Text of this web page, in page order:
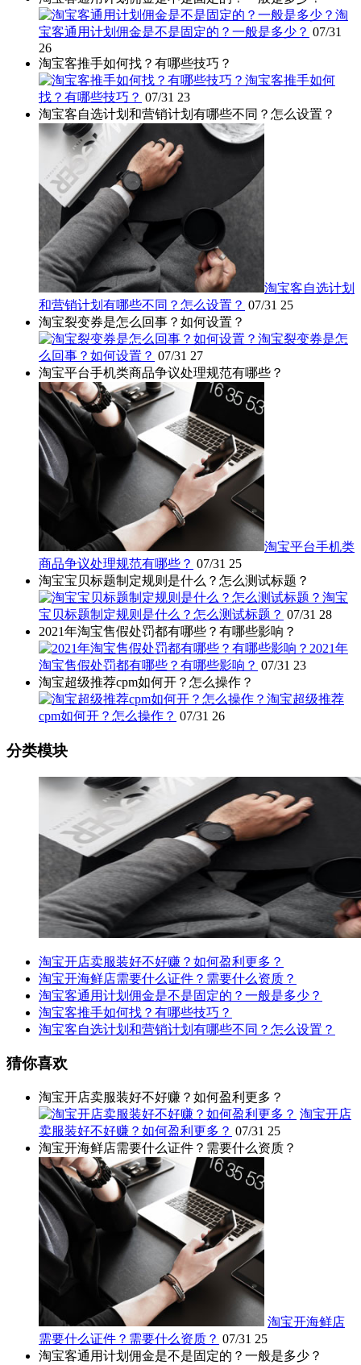
淘
宝客通用计划佣金是不是固定的？一般是多少？ 07/31
26
淘宝客推手如何找？有哪些技巧？
淘宝客推手如何
找？有哪些技巧？ 07/31 23
淘宝客自选计划和营销计划有哪些不同？怎么设置？
淘宝客自选计划
和营销计划有哪些不同？怎么设置？ 07/31 25
淘宝裂变券是怎么回事？如何设置？
淘宝裂变券是怎
么回事？如何设置？ 07/31 27
淘宝平台手机类商品争议处理规范有哪些？
淘宝平台手机类
商品争议处理规范有哪些？ 07/31 25
淘宝宝贝标题制定规则是什么？怎么测试标题？
淘宝
宝贝标题制定规则是什么？怎么测试标题？ 07/31 28
2021年淘宝售假处罚都有哪些？有哪些影响？
2021年
淘宝售假处罚都有哪些？有哪些影响？ 07/31 23
淘宝超级推荐cpm如何开？怎么操作？
淘宝超级推荐
cpm如何开？怎么操作？ 07/31 26
分类模块
淘宝开店卖服装好不好赚？如何盈利更多？
淘宝开海鲜店需要什么证件？需要什么资质？
淘宝客通用计划佣金是不是固定的？一般是多少？
淘宝客推手如何找？有哪些技巧？
淘宝客自选计划和营销计划有哪些不同？怎么设置？
猜你喜欢
淘宝开店卖服装好不好赚？如何盈利更多？
淘宝开店
卖服装好不好赚？如何盈利更多？ 07/31 25
淘宝开海鲜店需要什么证件？需要什么资质？
淘宝开海鲜店
需要什么证件？需要什么资质？ 07/31 25
淘宝客通用计划佣金是不是固定的？一般是多少？